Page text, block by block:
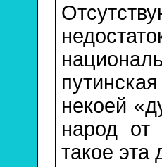
некоей
народ от
такое эта